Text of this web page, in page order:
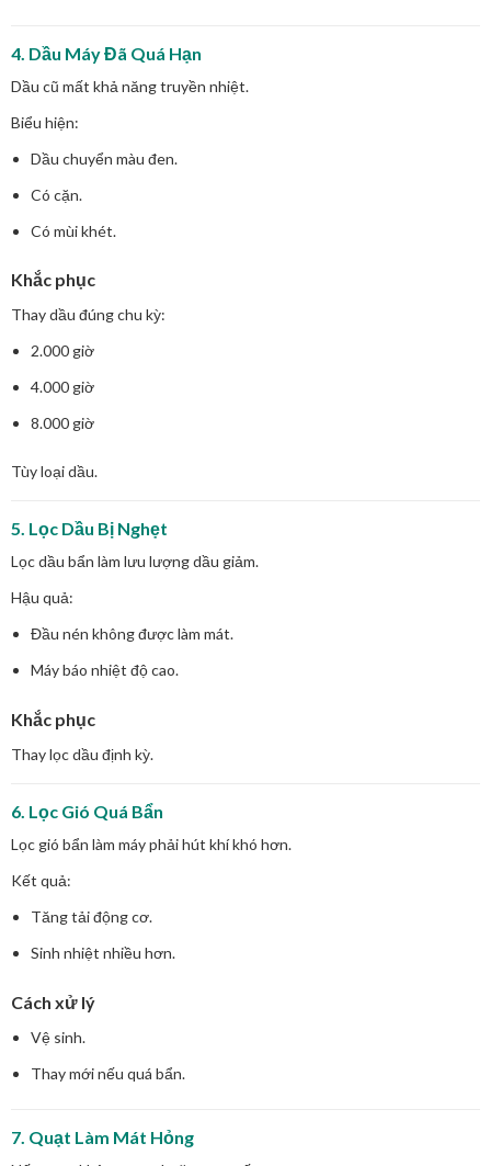
4. Dầu Máy Đã Quá Hạn
Dầu cũ mất khả năng truyền nhiệt.
Biểu hiện:
Dầu chuyển màu đen.
Có cặn.
Có mùi khét.
Khắc phục
Thay dầu đúng chu kỳ:
2.000 giờ
4.000 giờ
8.000 giờ
Tùy loại dầu.
5. Lọc Dầu Bị Nghẹt
Lọc dầu bẩn làm lưu lượng dầu giảm.
Hậu quả:
Đầu nén không được làm mát.
Máy báo nhiệt độ cao.
Khắc phục
Thay lọc dầu định kỳ.
6. Lọc Gió Quá Bẩn
Lọc gió bẩn làm máy phải hút khí khó hơn.
Kết quả:
Tăng tải động cơ.
Sinh nhiệt nhiều hơn.
Cách xử lý
Vệ sinh.
Thay mới nếu quá bẩn.
7. Quạt Làm Mát Hỏng